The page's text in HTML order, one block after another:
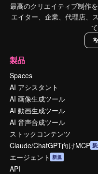
最高のクリエイティブ制作
エイター、企業、代理店、
製品
Spaces
AI アシスタント
AI 画像生成ツール
AI 動画生成ツール
AI 音声合成ツール
ストックコンテンツ
Claude/ChatGPT向けMCP
エージェント 新規
API